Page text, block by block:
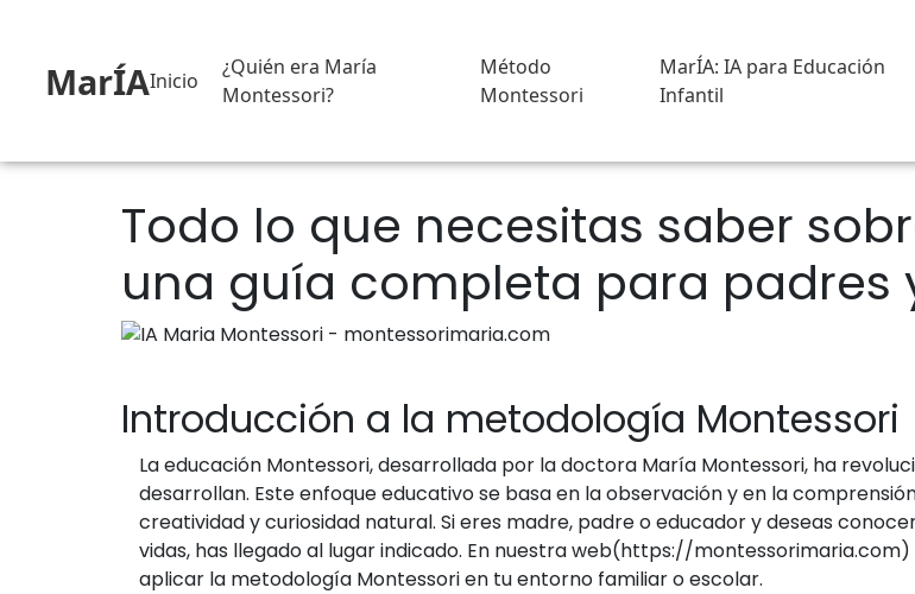
MarÍAInicio
¿Quién era María
Montessori?
Método
Montessori
MarÍA: IA para Educación
Infantil
Todo lo que necesitas saber
una guía completa para padres
Introducción a la metodología Montessori
La educación Montessori, desarrollada por la doctora María Montessori, ha
desarrollan. Este enfoque educativo se basa en la observación y en la
creatividad y curiosidad natural. Si eres madre, padre o educador y deseas
vidas, has llegado al lugar indicado. En nuestra web(https://
aplicar la metodología Montessori en tu entorno familiar o escolar.